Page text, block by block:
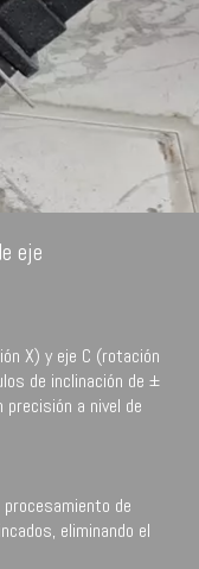
eje
X) y eje C (rotación
de inclinación de ±
a nivel de
de
eliminando el